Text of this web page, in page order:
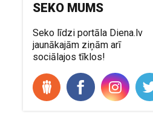
SEKO MUMS
Seko līdzi portāla Diena.lv
jaunākajām ziņām arī
sociālajos tīklos!